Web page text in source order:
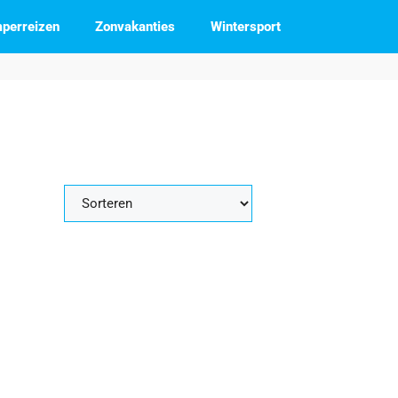
Zonvakanties Wintersport